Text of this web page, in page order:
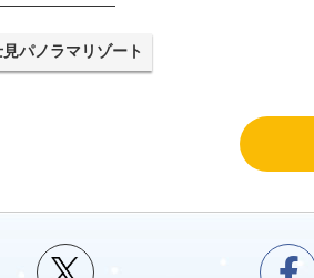
パノラマリゾート